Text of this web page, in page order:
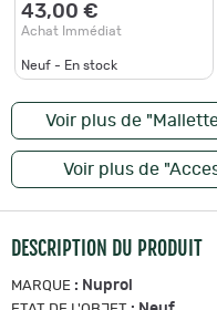
43,00 €
Achat Immédiat
Neuf - En stock
Voir plus de
Voir plus de
DESCRIPTION DU PRODUIT
MARQUE : Nuprol